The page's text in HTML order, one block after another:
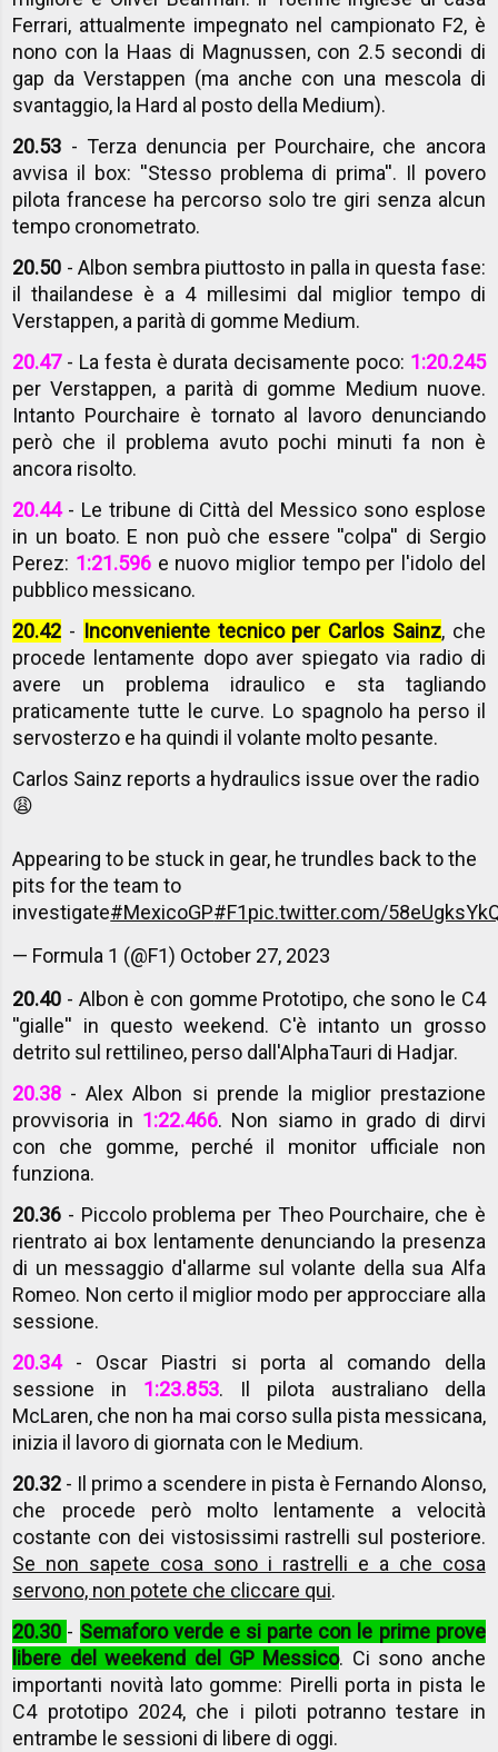
Ferrari, attualmente impegnato nel campionato F2, è
nono con la Haas di Magnussen, con 2.5 secondi di
gap da Verstappen (ma anche con una mescola di
svantaggio, la Hard al posto della Medium).
20.53 - Terza denuncia per Pourchaire, che ancora
avvisa il box: ''Stesso problema di prima''. Il povero
pilota francese ha percorso solo tre giri senza alcun
tempo cronometrato.
20.50 - Albon sembra piuttosto in palla in questa fase:
il thailandese è a 4 millesimi dal miglior tempo di
Verstappen, a parità di gomme Medium.
20.47 - La festa è durata decisamente poco: 1:20.245
per Verstappen, a parità di gomme Medium nuove.
Intanto Pourchaire è tornato al lavoro denunciando
però che il problema avuto pochi minuti fa non è
ancora risolto.
20.44 - Le tribune di Città del Messico sono esplose
in un boato. E non può che essere ''colpa'' di Sergio
Perez: 1:21.596 e nuovo miglior tempo per l'idolo del
pubblico messicano.
20.42 - Inconveniente tecnico per Carlos Sainz, che
procede lentamente dopo aver spiegato via radio di
avere un problema idraulico e sta tagliando
praticamente tutte le curve. Lo spagnolo ha perso il
servosterzo e ha quindi il volante molto pesante.
Carlos Sainz reports a hydraulics issue over the radio
😩
Appearing to be stuck in gear, he trundles back to the
pits for the team to
investigate#MexicoGP#F1pic.twitter.com/
— Formula 1 (@F1) October 27, 2023
20.40 - Albon è con gomme Prototipo, che sono le C4
''gialle'' in questo weekend. C'è intanto un grosso
detrito sul rettilineo, perso dall'AlphaTauri di Hadjar.
20.38 - Alex Albon si prende la miglior prestazione
provvisoria in 1:22.466. Non siamo in grado di dirvi
con che gomme, perché il monitor ufficiale non
funziona.
20.36 - Piccolo problema per Theo Pourchaire, che è
rientrato ai box lentamente denunciando la presenza
di un messaggio d'allarme sul volante della sua Alfa
Romeo. Non certo il miglior modo per approcciare alla
sessione.
20.34 - Oscar Piastri si porta al comando della
sessione in 1:23.853. Il pilota australiano della
McLaren, che non ha mai corso sulla pista messicana,
inizia il lavoro di giornata con le Medium.
20.32 - Il primo a scendere in pista è Fernando Alonso,
che procede però molto lentamente a velocità
costante con dei vistosissimi rastrelli sul posteriore.
Se non sapete cosa sono i rastrelli e a che cosa
servono, non potete che cliccare qui.
20.30 - Semaforo verde e si parte con le prime prove
libere del weekend del GP Messico. Ci sono anche
importanti novità lato gomme: Pirelli porta in pista le
C4 prototipo 2024, che i piloti potranno testare in
entrambe le sessioni di libere di oggi.